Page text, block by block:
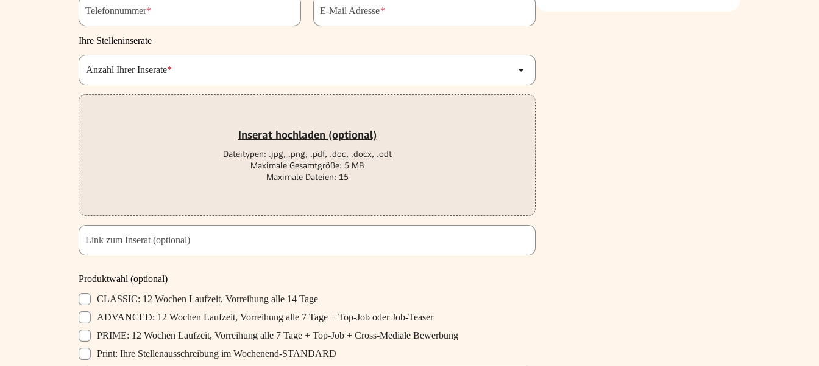
Telefonnummer* E-Mail Adresse*
Ihre Stelleninserate
Anzahl Ihrer Inserate*
Inserat hochladen (optional)
Dateitypen: .jpg, .png, .pdf, .doc, .docx, .odt
Maximale Gesamtgröße: 5 MB
Maximale Dateien: 15
Link zum Inserat (optional)
Produktwahl (optional)
CLASSIC: 12 Wochen Laufzeit, Vorreihung alle 14 Tage
ADVANCED: 12 Wochen Laufzeit, Vorreihung alle 7 Tage + Top-Job oder Job-Teaser
PRIME: 12 Wochen Laufzeit, Vorreihung alle 7 Tage + Top-Job + Cross-Mediale Bewerbung
Print: Ihre Stellenausschreibung im Wochenend-STANDARD